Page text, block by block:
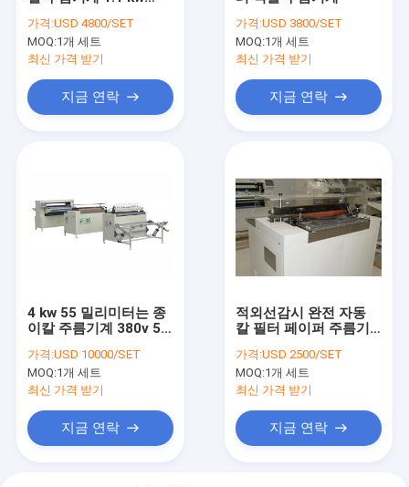
가격:USD 4800/SET
MOQ:1개 세트
최신 가격 받기
지금 연락
가격:USD 3800/SET
MOQ:1개 세트
최신 가격 받기
지금 연락
4 kw 55 밀리미터는 종
이칼 주름기계 380v 50
가격:USD 10000/SET
MOQ:1개 세트
최신 가격 받기
지금 연락
적외선감시 완전 자동
칼 필터 페이퍼 주름기
가격:USD 2500/SET
MOQ:1개 세트
최신 가격 받기
지금 연락